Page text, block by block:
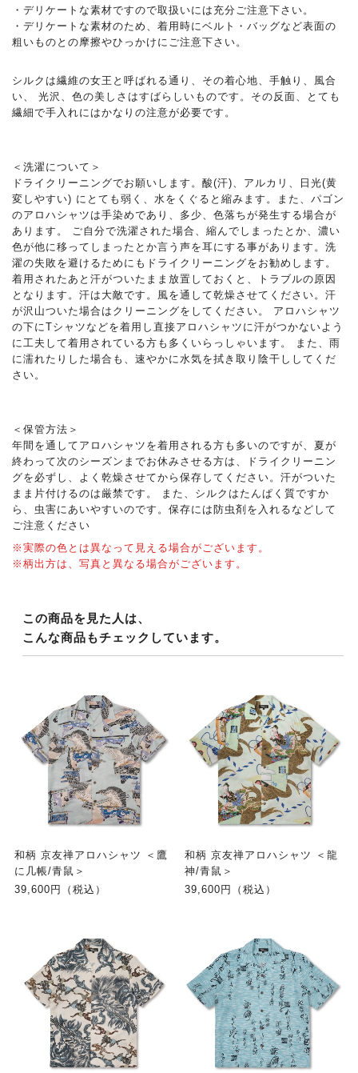
・デリケートな素材ですので取扱いには充分ご注意下さい。
・デリケートな素材のため、着用時にベルト・バッグなど表面の
粗いものとの摩擦やひっかけにご注意下さい。
シルクは繊維の女王と呼ばれる通り、その着心地、手触り、風合
い、 光沢、色の美しさはすばらしいものです。その反面、とても
繊細で手入れにはかなりの注意が必要です。
＜洗濯について＞
ドライクリーニングでお願いします。酸(汗)、アルカリ、日光(黄
変しやすい) にとても弱く、水をくぐると縮みます。また、パゴン
のアロハシャツは手染めであり、多少、色落ちが発生する場合が
あります。 ご自分で洗濯された場合、縮んでしまったとか、濃い
色が他に移ってしまったとか言う声を耳にする事があります。洗
濯の失敗を避けるためにもドライクリーニングをお勧めします。
着用されたあと汗がついたまま放置しておくと、トラブルの原因
となります。汗は大敵です。風を通して乾燥させてください。汗
が沢山ついた場合はクリーニングをしてください。 アロハシャツ
の下にTシャツなどを着用し直接アロハシャツに汗がつかないよう
に工夫して着用されている方も多くいらっしゃいます。 また、雨
に濡れたりした場合も、速やかに水気を拭き取り陰干ししてくだ
さい。
＜保管方法＞
年間を通してアロハシャツを着用される方も多いのですが、夏が
終わって次のシーズンまでお休みさせる方は、ドライクリーニン
グを必ずし、よく乾燥させてから保存してください。汗がついた
まま片付けるのは厳禁です。 また、シルクはたんぱく質ですか
ら、虫害にあいやすいのです。保存には防虫剤を入れるなどして
ご注意ください
※実際の色とは異なって見える場合がございます。
※柄出方は、写真と異なる場合がございます。
この商品を見た人は、
こんな商品もチェックしています。
和柄 京友禅アロハシャツ ＜鷹
に几帳/青鼠＞
39,600円（税込）
和柄 京友禅アロハシャツ ＜龍
神/青鼠＞
39,600円（税込）